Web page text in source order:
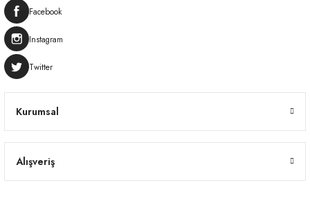
Kurumsal
Alışveriş
Facebook
Instagram
Twitter